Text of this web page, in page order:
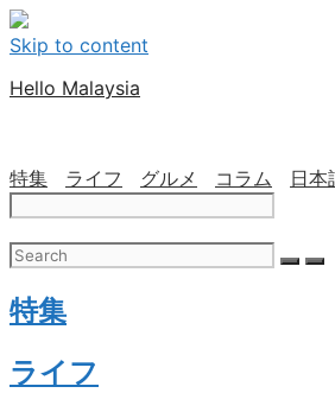
Skip to content
Hello Malaysia
特集 ライフ グルメ コラム 日本
特集
ライフ